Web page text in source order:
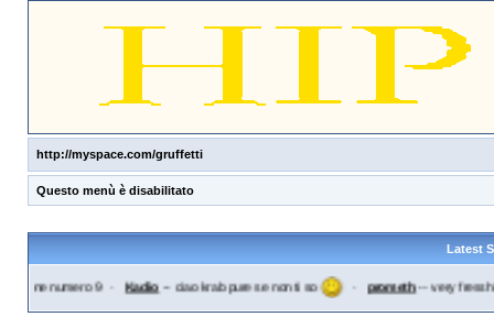
http://myspace.com/gruffetti
Questo menù è disabilitato
Latest
numero 9·Kadio--ciao krab pure se non ti so · prometh--very fresshhh